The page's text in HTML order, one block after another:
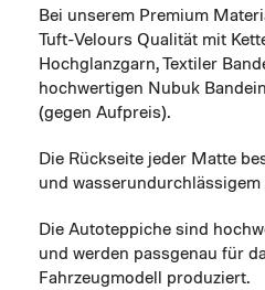
Bei unserem Premium
Tuft-Velours Qualität mit
Hochglanzgarn, Textiler
hochwertigen Nubuk
(gegen Aufpreis).
Die Rückseite jeder Matte
und
Die Autoteppiche sind
und werden passgenau für
Fahrzeugmodell produziert.